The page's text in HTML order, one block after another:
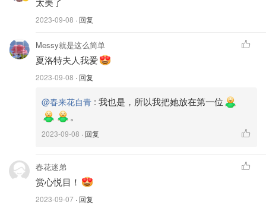
個約會！
2023-09-08 · 回复
Messy就是这么简单
夏洛特夫人我爱
2023-09-08 · 回复
@春来花自青 : 我也是，所以我把她放在第一位
。
2023-09-08 · 回复
春花迷弟
赏心悦目！
2023-09-07 · 回复